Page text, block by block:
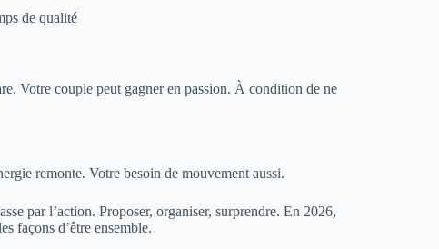
de qualité
Votre couple peut gagner en passion. À condition de ne
remonte. Votre besoin de mouvement aussi.
par l’action. Proposer, organiser, surprendre. En 2026,
façons d’être ensemble.